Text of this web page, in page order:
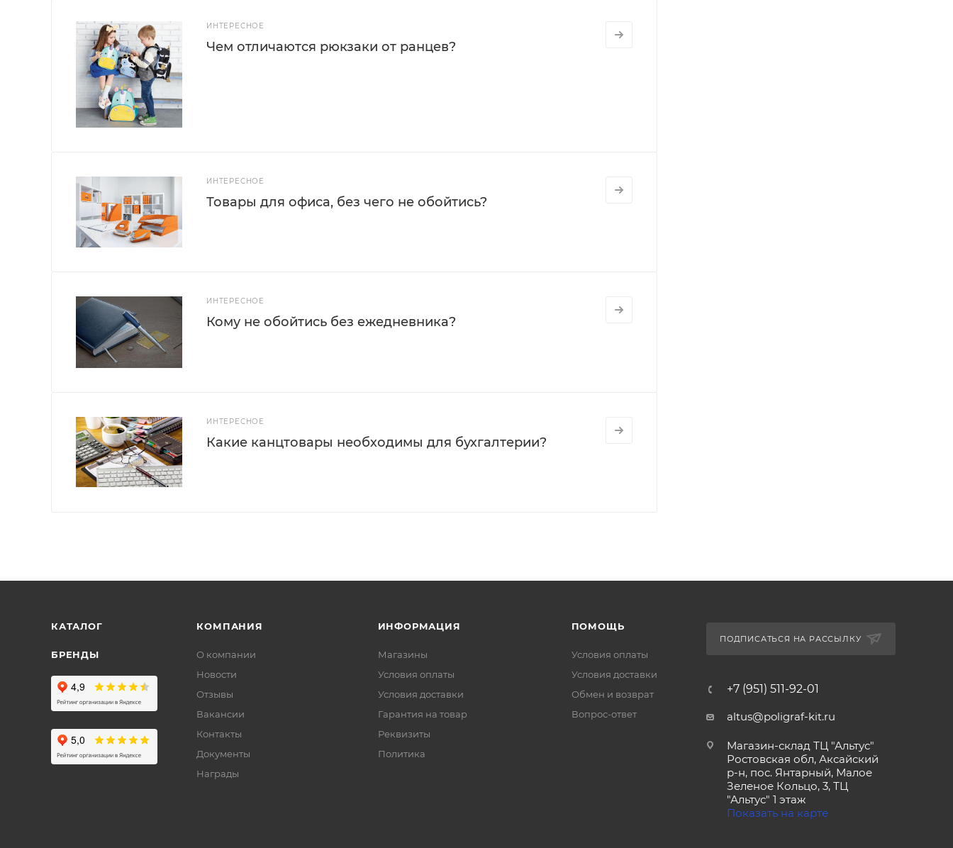
ИНТЕРЕСНОЕ
Чем отличаются рюкзаки от ранцев?
ИНТЕРЕСНОЕ
Товары для офиса, без чего не обойтись?
ИНТЕРЕСНОЕ
Кому не обойтись без ежедневника?
ИНТЕРЕСНОЕ
Какие канцтовары необходимы для бухгалтерии?
КАТАЛОГ
БРЕНДЫ
КОМПАНИЯ
О компании
Новости
Отзывы
Вакансии
Контакты
Документы
Награды
ИНФОРМАЦИЯ
Магазины
Условия оплаты
Условия доставки
Гарантия на товар
Реквизиты
Политика
ПОМОЩЬ
Условия оплаты
Условия доставки
Обмен и возврат
Вопрос-ответ
ПОДПИСАТЬСЯ НА РАССЫЛКУ
+7 (951) 511-92-01
altus@poligraf-kit.ru
Магазин-склад ТЦ "Альтус"
Ростовская обл, Аксайский
р-н, пос. Янтарный, Малое
Зеленое Кольцо, 3, ТЦ
"Альтус" 1 этаж
Показать на карте